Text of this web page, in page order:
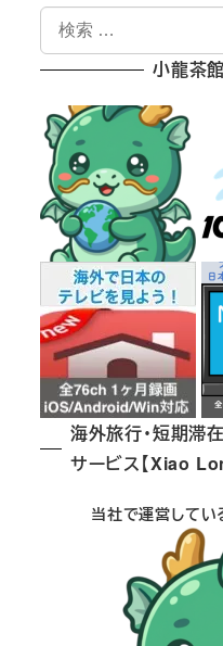
ペ
ー
ジ
送
り
索
小龍茶
海外旅行・短期滞
サービス【Xiao
当社で運営してい